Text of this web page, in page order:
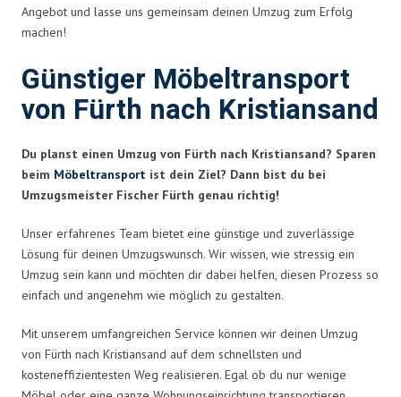
Angebot und lasse uns gemeinsam deinen Umzug zum Erfolg
machen!
Günstiger Möbeltransport
von Fürth nach Kristiansand
Du planst einen Umzug von Fürth nach Kristiansand? Sparen
beim Möbeltransport ist dein Ziel? Dann bist du bei
Umzugsmeister Fischer Fürth genau richtig!
Unser erfahrenes Team bietet eine günstige und zuverlässige
Lösung für deinen Umzugswunsch. Wir wissen, wie stressig ein
Umzug sein kann und möchten dir dabei helfen, diesen Prozess so
einfach und angenehm wie möglich zu gestalten.
Mit unserem umfangreichen Service können wir deinen Umzug
von Fürth nach Kristiansand auf dem schnellsten und
kosteneffizientesten Weg realisieren. Egal ob du nur wenige